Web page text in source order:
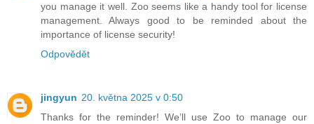
you manage it well. Zoo seems like a handy tool for license
management. Always good to be reminded about the
importance of license security!
Odpovědět
jingyun 20. května 2025 v 0:50
Thanks for the reminder! We’ll use Zoo to manage our